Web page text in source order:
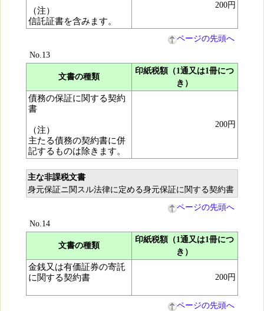
（注）
信託証書を含みます。
200円
ページの先頭へ
No.13
文書の種類
印紙税額（1通又は1冊につ
き）
債務の保証に関する契約
書
（注）
主たる債務の契約書に併
記するものは除きます。
200円
主な非課税文書
身元保証ニ関スル法律に定める身元保証に関する契約書
ページの先頭へ
No.14
文書の種類
印紙税額（1通又は1冊につ
き）
金銭又は有価証券の寄託
に関する契約書
200円
ページの先頭へ